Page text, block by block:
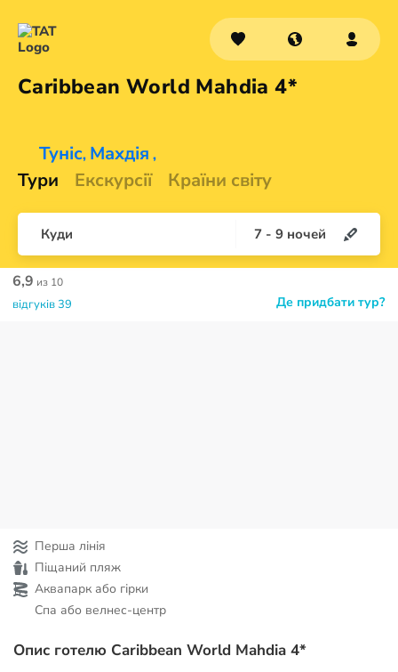
Caribbean World Mahdia 4*
Туніс, Махдія ,
Тури Екскурсії Країни світу
Куди 7 - 9 ночей
Де придбати тур?
6,9 из 10
відгуків 39
Перша лінія
Піщаний пляж
Аквапарк або гірки
Спа або велнес-центр
Опис готелю Caribbean World Mahdia 4*